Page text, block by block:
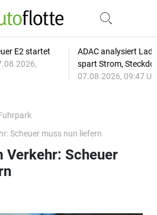
E2 startet
ADAC analysiert
spart Strom,
07.08.2026, 09:47
Scheuer muss nun liefern
Verkehr: Scheuer